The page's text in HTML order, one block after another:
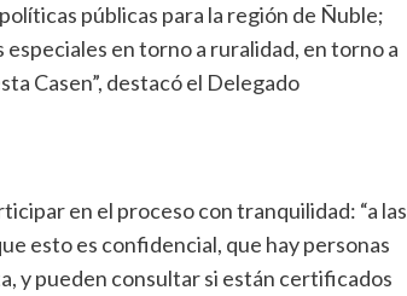
públicas para la región de Ñuble;
en torno a ruralidad, en torno a
Casen”, destacó el Delegado
en el proceso con tranquilidad: “a las
esto es confidencial, que hay personas
y pueden consultar si están certificados